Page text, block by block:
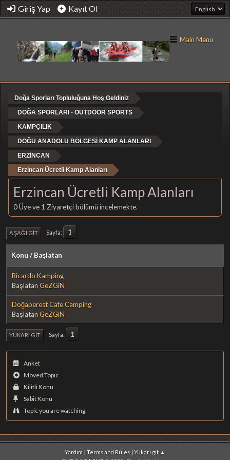
Giriş Yap Kayıt Ol
Main Menu
Doğa Sporları Topluluğuna Hoş Geldiniz
DOĞA SPORLARI - OUTDOOR SPORTS
KAMPÇILIK
DOĞU ANADOLU BÖLGESİ KAMP ALANLARI
ERZİNCAN
Erzincan Ücretli Kamp Alanları
Erzincan Ücretli Kamp Alanları
0 Üye ve 1 Ziyaretçi bölümü incelemekte.
AŞAĞI GIT Sayfa 1
Konu / Başlatan
Ricardo Kamping
Başlatan GeZGiN
Doğaperest Cafe Camping
Başlatan GeZGiN
YUKARI GIT Sayfa 1
Anket
Moved Topic
Kilitli Konu
Sabit Konu
Topic you are watching
Yardım | Terms and Rules | Yukarı git ▲